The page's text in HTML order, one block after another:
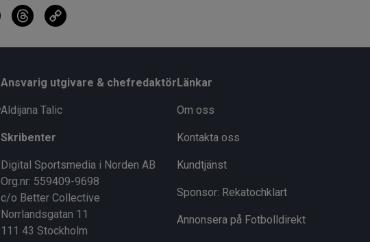
F
b
o
k
T
a
d
Li
Ansvarig utgivare & chefredaktör
Aldijana Talic
Skribenter
Digital Sportsmedia i Norden AB
Org.nr: 559409-9698
c/o Better Collective
Norrlandsgatan 11
111 43 Stockholm
Länkar
Om oss
Kontakta oss
Kundtjänst
Sponsor: Rekatochklart
Annonsera på Fotbolldirekt